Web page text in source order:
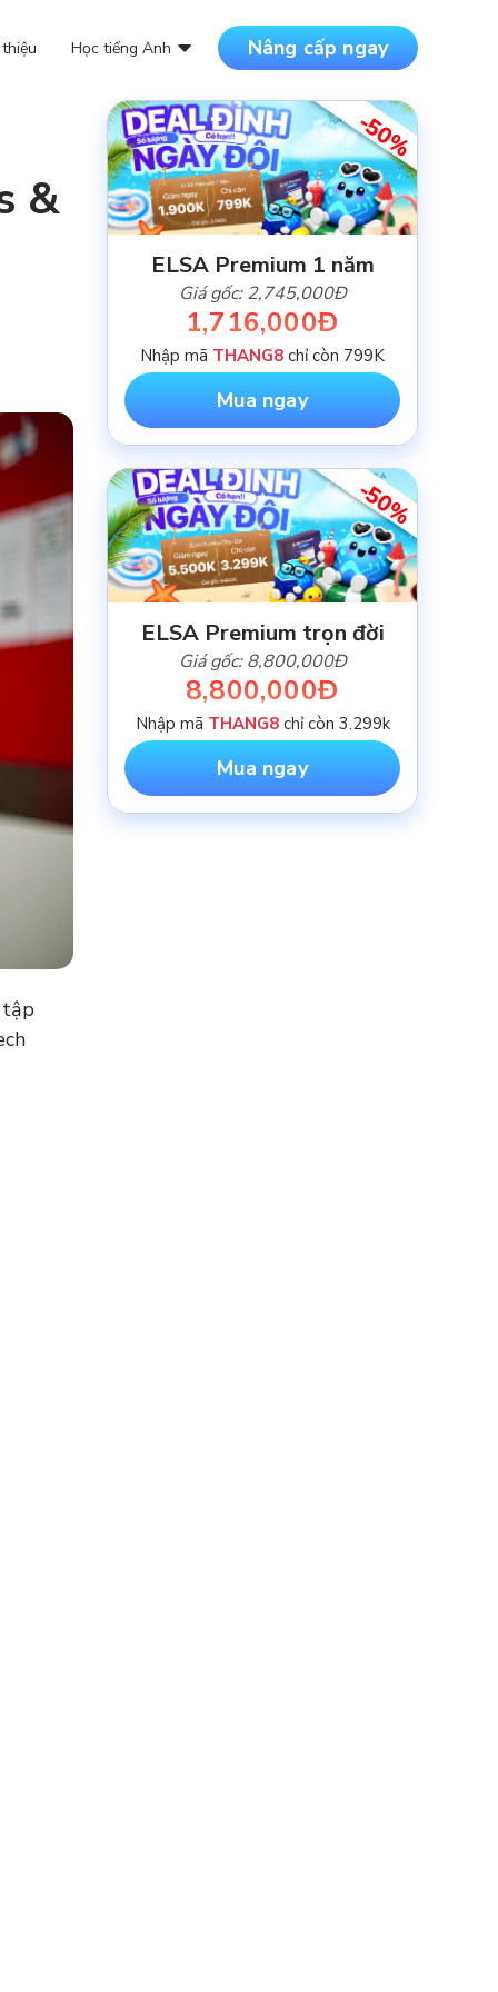
Học tiếng Anh Nâng cấp ngay
&
tập
DANH MỤC BÀI VIẾT
NỘI DUNG MỚI NHẤT
-50%
ELSA Premium 1 năm
Giá gốc: 2,745,000Đ
1,716,000Đ
Nhập mã THANG8 chỉ còn 799K
Mua ngay
-50%
ELSA Premium trọn đời
Giá gốc: 8,800,000Đ
8,800,000Đ
Nhập mã THANG8chỉ còn 3.299k
Mua ngay